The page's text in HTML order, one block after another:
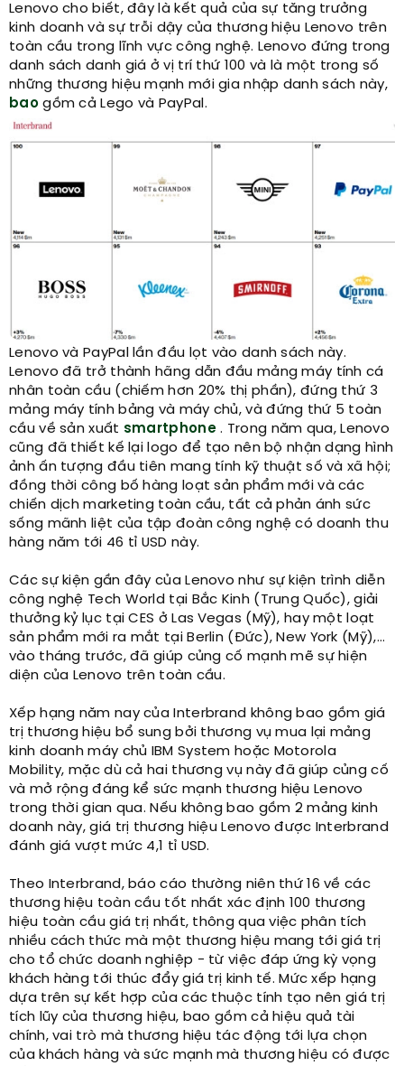
Lenovo cho biết, đây là kết quả của sự tăng trưởng
kinh doanh và sự trỗi dậy của thương hiệu Lenovo trên
toàn cầu trong lĩnh vực công nghệ. Lenovo đứng trong
danh sách danh giá ở vị trí thứ 100 và là một trong số
những thương hiệu mạnh mới gia nhập danh sách này,
baogồm cả Lego và PayPal.
Lenovo và PayPal lần đầu lọt vào danh sách này.
Lenovo đã trở thành hãng dẫn đầu mảng máy tính cá
nhân toàn cầu (chiếm hơn 20% thị phần), đứng thứ 3
mảng máy tính bảng và máy chủ, và đứng thứ 5 toàn
cầu về sản xuất smartphone. Trong năm qua, Lenovo
cũng đã thiết kế lại logo để tạo nên bộ nhận dạng hình
ảnh ấn tượng đầu tiên mang tính kỹ thuật số và xã hội;
đồng thời công bố hàng loạt sản phẩm mới và các
chiến dịch marketing toàn cầu, tất cả phản ánh sức
sống mãnh liệt của tập đoàn công nghệ có doanh thu
hàng năm tới 46 tỉ USD này.
Các sự kiện gần đây của Lenovo như sự kiện trình diễn
công nghệ Tech World tại Bắc Kinh (Trung Quốc), giải
thưởng kỷ lục tại CES ở Las Vegas (Mỹ), hay một loạt
sản phẩm mới ra mắt tại Berlin (Đức), New York (Mỹ),...
vào tháng trước, đã giúp củng cố mạnh mẽ sự hiện
diện của Lenovo trên toàn cầu.
Xếp hạng năm nay của Interbrand không bao gồm giá
trị thương hiệu bổ sung bởi thương vụ mua lại mảng
kinh doanh máy chủ IBM System hoặc Motorola
Mobility, mặc dù cả hai thương vụ này đã giúp củng cố
và mở rộng đáng kể sức mạnh thương hiệu Lenovo
trong thời gian qua. Nếu không bao gồm 2 mảng kinh
doanh này, giá trị thương hiệu Lenovo được Interbrand
đánh giá vượt mức 4,1 tỉ USD.
Theo Interbrand, báo cáo thường niên thứ 16 về các
thương hiệu toàn cầu tốt nhất xác định 100 thương
hiệu toàn cầu giá trị nhất, thông qua việc phân tích
nhiều cách thức mà một thương hiệu mang tới giá trị
cho tổ chức doanh nghiệp - từ việc đáp ứng kỳ vọng
khách hàng tới thúc đẩy giá trị kinh tế. Mức xếp hạng
dựa trên sự kết hợp của các thuộc tính tạo nên giá trị
tích lũy của thương hiệu, bao gồm cả hiệu quả tài
chính, vai trò mà thương hiệu tác động tới lựa chọn
của khách hàng và sức mạnh mà thương hiệu có được